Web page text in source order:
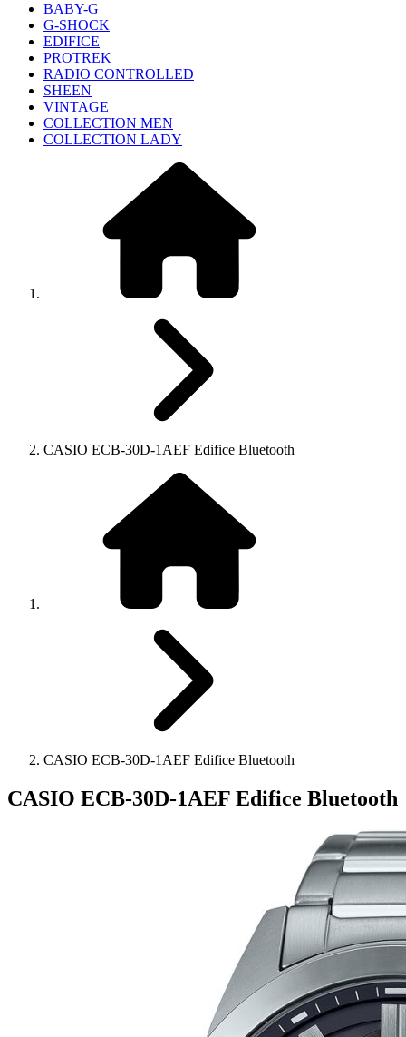
BABY-G
G-SHOCK
EDIFICE
PROTREK
RADIO CONTROLLED
SHEEN
VINTAGE
COLLECTION MEN
COLLECTION LADY
CASIO ECB-30D-1AEF Edifice Bluetooth
CASIO ECB-30D-1AEF Edifice Bluetooth
CASIO ECB-30D-1AEF Edifice Bluetooth